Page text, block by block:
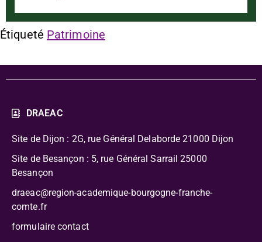
Étiqueté Patrimoine
DRAEAC
Site de Dijon : 2G, rue Général Delaborde 21000 Dijon
Site de Besançon : 5, rue Général Sarrail 25000
Besançon
draeac@region-academique-bourgogne-franche-
comte.fr
formulaire contact